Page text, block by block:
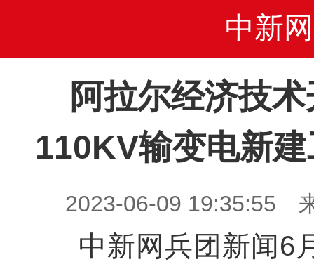
中新网
阿拉尔经济技
110KV输变电新
2023-06-09 19:35:55
中新网兵团新闻6